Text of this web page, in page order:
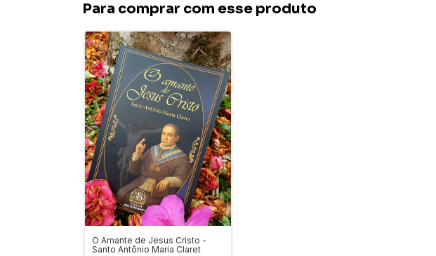
Para comprar com esse produto
O Amante de Jesus Cristo -
Santo Antônio Maria Claret